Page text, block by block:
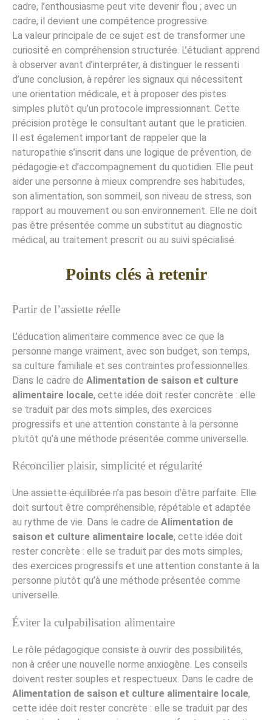
cadre, l’enthousiasme peut vite devenir flou ; avec un
cadre, il devient une compétence progressive.
La valeur principale de ce sujet est de transformer une
curiosité en compréhension structurée. L’étudiant apprend
à observer avant d’interpréter, à distinguer le ressenti
d’une conclusion, à repérer les signaux qui nécessitent
une orientation médicale, et à proposer des pistes
simples plutôt qu’un protocole impressionnant. Cette
précision protège le consultant autant que le praticien.
Il est également important de rappeler que la
naturopathie s’inscrit dans une logique de prévention, de
pédagogie et d’accompagnement du quotidien. Elle peut
aider une personne à mieux comprendre ses habitudes,
son alimentation, son sommeil, son niveau de stress, son
rapport au mouvement ou son environnement. Elle ne doit
pas être présentée comme un substitut au diagnostic
médical, au traitement prescrit ou au suivi spécialisé.
Points clés à retenir
Partir de l’assiette réelle
L’éducation alimentaire commence avec ce que la
personne mange vraiment, avec son budget, son temps,
sa culture familiale et ses contraintes professionnelles.
Dans le cadre de Alimentation de saison et culture
alimentaire locale, cette idée doit rester concrète : elle
se traduit par des mots simples, des exercices
progressifs et une attention constante à la personne
plutôt qu’à une méthode présentée comme universelle.
Réconcilier plaisir, simplicité et régularité
Une assiette équilibrée n’a pas besoin d’être parfaite. Elle
doit surtout être compréhensible, répétable et adaptée
au rythme de vie. Dans le cadre de Alimentation de
saison et culture alimentaire locale, cette idée doit
rester concrète : elle se traduit par des mots simples,
des exercices progressifs et une attention constante à la
personne plutôt qu’à une méthode présentée comme
universelle.
Éviter la culpabilisation alimentaire
Le rôle pédagogique consiste à ouvrir des possibilités,
non à créer une nouvelle norme anxiogène. Les conseils
doivent rester souples et respectueux. Dans le cadre de
Alimentation de saison et culture alimentaire locale,
cette idée doit rester concrète : elle se traduit par des